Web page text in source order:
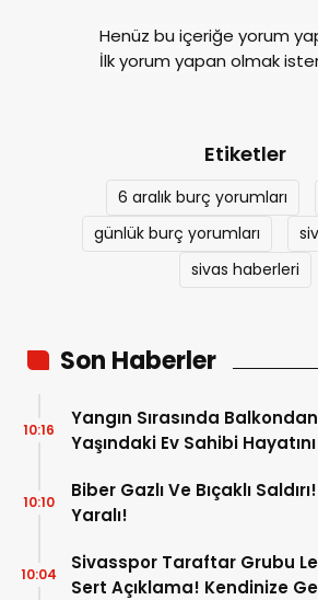
Henüz bu içeriğe yorum
İlk yorum yapan olmak
Etiketler
6 aralık burç yorumları
günlük burç yorumları
sivas haberleri
Son Haberler
Yangın Sırasında
Yaşındaki Ev Sahibi
10:16
Biber Gazlı Ve Bıçaklı
Yaralı!
10:10
Sivasspor Taraftar Grubu
Sert Açıklama! Kendinize
10:04